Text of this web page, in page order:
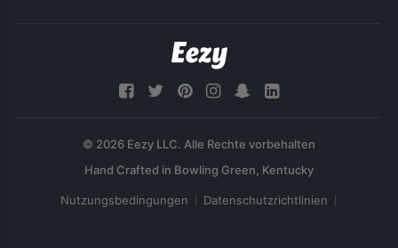
© 2026 Eezy LLC. Alle Rechte vorbehalten
Nutzungsbedingungen Datenschutzrichtlinien